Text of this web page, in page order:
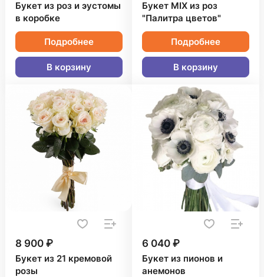
Букет из роз и эустомы
в коробке
Подробнее
В корзину
Букет MIX из роз
"Палитра цветов"
Подробнее
В корзину
8 900 ₽
Букет из 21 кремовой
розы
6 040 ₽
Букет из пионов и
анемонов